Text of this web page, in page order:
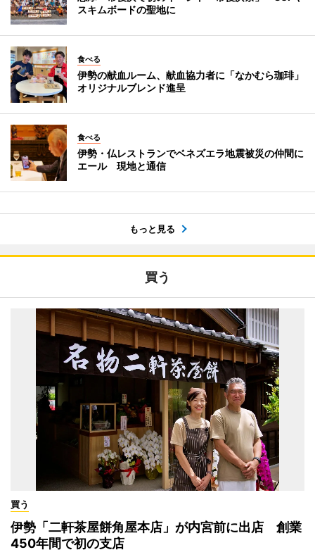
スキムボードの聖地に
食べる
伊勢の献血ルーム、献血協力者に「なかむら珈琲」
オリジナルブレンド進呈
食べる
伊勢・仏レストランでベネズエラ地震被災の仲間に
エール 現地と通信
もっと見る
買う
買う
伊勢「二軒茶屋餅角屋本店」が内宮前に出店 創業
450年間で初の支店